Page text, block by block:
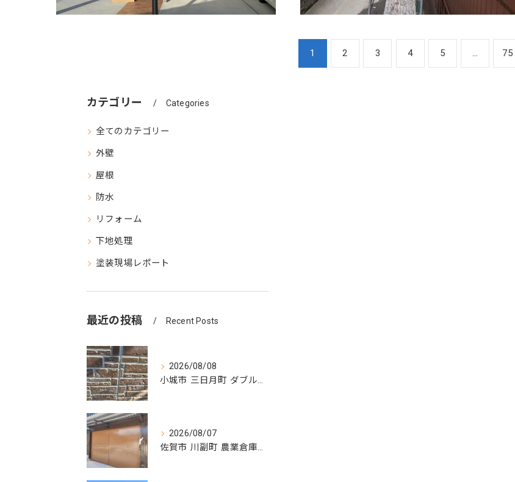
1 2 3 4 5 ... 75
カテゴリー Categories
全てのカテゴリー
外壁
屋根
防水
リフォーム
下地処理
塗装現場レポート
最近の投稿 Recent Posts
2026/08/08
小城市 三日月町 ダブルトーン塗装
2026/08/07
佐賀市 川副町 農業倉庫その② 完了❗️